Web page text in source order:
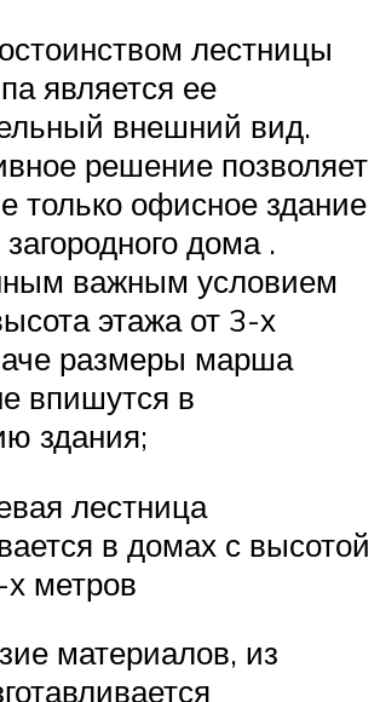
лестницы
является ее
внешний вид.
решение позволяет
только офисное здание
дома .
важным условием
этажа от 3-х
размеры марша
впишутся в
здания;
лестница
в домах с высотой
метров
материалов, из